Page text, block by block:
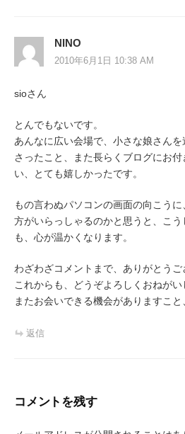
NINO
2010年6月1日 10:38 AM
sioさん
とんでもないです。
あんなに広い会場で、小さな娘さん
さったこと、また長らくブログにお
い、とても嬉しかったです。
もの言わぬパソコンの画面の向こう
方がいらっしゃるのかと思うと、こ
も、心が温かくなります。
わざわざコメントまで、ありがとうご
これからも、どうぞよろしくおねがい
またお会いできる機会がありますこと
返信
コメントを残す